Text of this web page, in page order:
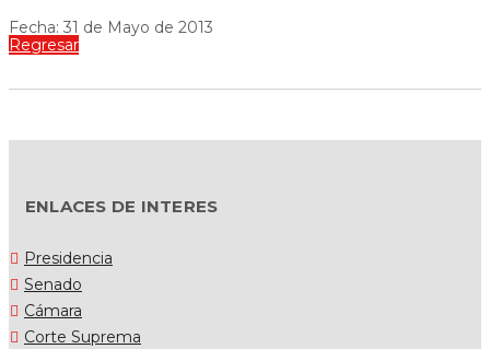
Fecha: 31 de Mayo de 2013
Regresar
ENLACES DE INTERES
Presidencia
Senado
Cámara
Corte Suprema